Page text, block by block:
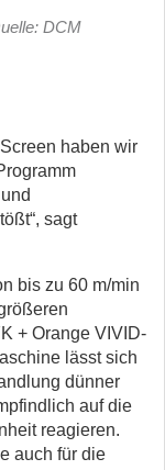
DCM
haben wir
sagt
bis zu 60 m/min
+ Orange VIVID-
lässt sich
dünner
auf die
reagieren.
auch für die